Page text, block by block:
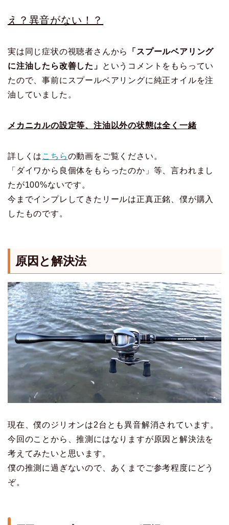
え？異音がない！？
実は同じ症状の視聴者さんから
「スプールベアリング
に注油したら改善した」
というコメントをもらってい
たので、事前にスプールベアリングに純正オイルを注
油していました。
メカニカルの設定等、注油以外の状態は全く一緒
詳しくは こちらの動画をご覧ください。
「ダイワから良個体をもらったのか」等、言われまし
たが100%ないです。
今までインプレしてきたリールは正真正銘、僕が購入
したものです。
原因と解決法
現在、僕のジリオンは2台とも異音解消されています。
今回のことから、推測にはなりますが原因と解決法を
考えてみたいと思います。
僕の推測に過ぎないので、あくまでご参考程度にどう
ぞ。